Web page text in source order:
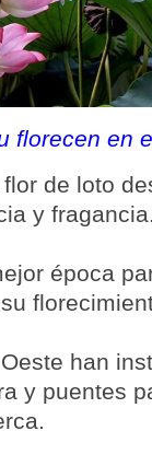
florecen en
de loto
y
época
han
y puentes